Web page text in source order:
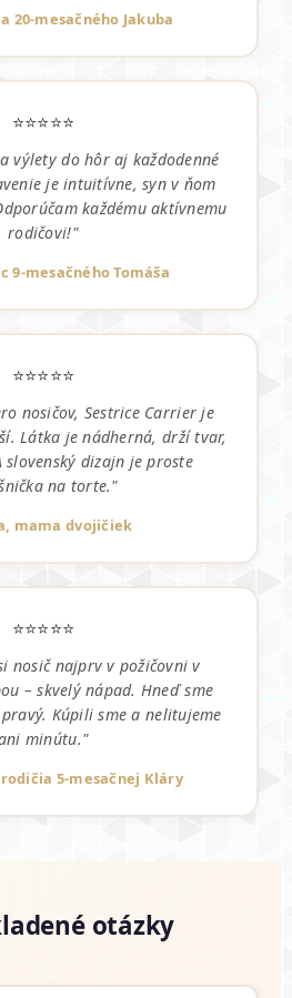
20-mesačného Jakuba
⭐⭐⭐⭐⭐
výlety do hôr aj každodenné
je intuitívne, syn v ňom
každému aktívnemu
rodičovi!"
9-mesačného Tomáša
⭐⭐⭐⭐⭐
nosičov, Sestrice Carrier je
Látka je nádherná, drží tvar,
slovenský dizajn je proste
na torte."
mama dvojičiek
⭐⭐⭐⭐⭐
nosič najprv v požičovni v
– skvelý nápad. Hneď sme
Kúpili sme a nelitujeme
minútu."
rodičia 5-mesačnej Kláry
otázky